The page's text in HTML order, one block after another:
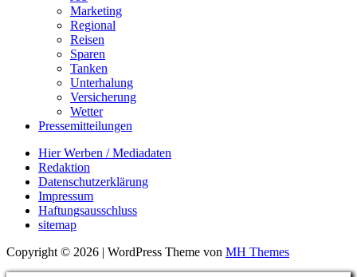
Marketing
Regional
Reisen
Sparen
Tanken
Unterhalung
Versicherung
Wetter
Pressemitteilungen
Hier Werben / Mediadaten
Redaktion
Datenschutzerklärung
Impressum
Haftungsausschluss
sitemap
Copyright © 2026 | WordPress Theme von MH Themes